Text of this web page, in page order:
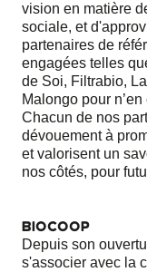
vision en matière
sociale, et
partenaires de
engagées telles
de Soi, Filtrabio,
Malongo pour
Chacun de nos
dévouement à
et valorisent un
nos côtés, pour
BIOCOOP
Depuis son
s'associer avec la